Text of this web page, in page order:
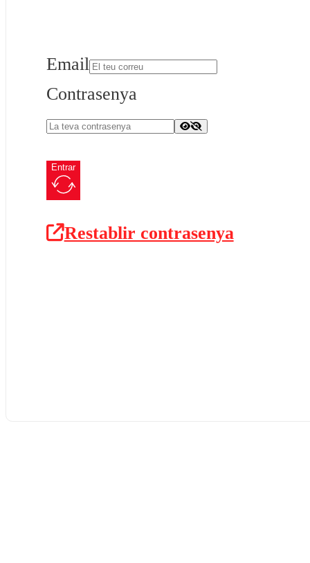
Email
Contrasenya
Entrar
Restablir contrasenya